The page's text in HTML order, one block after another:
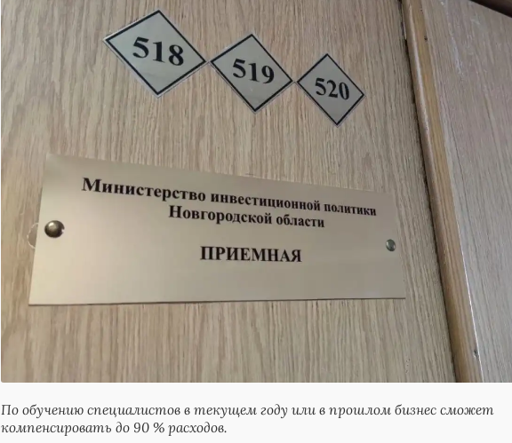
По обучению специалистов в текущем году или в прошлом бизнес сможет
компенсировать до 90 % расходов.